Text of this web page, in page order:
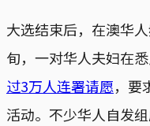
大选结束后，在澳华
旬，一对华人夫妇在
过3万人连署请愿，要
活动。不少华人自发